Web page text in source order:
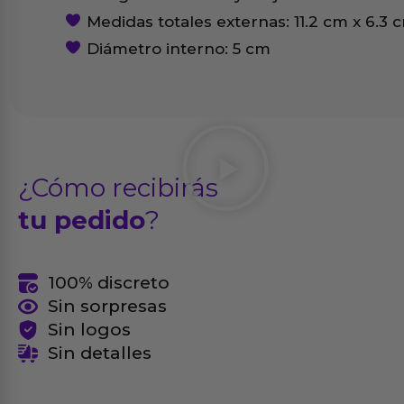
Medidas totales externas: 11.2 cm x 6.3
Diámetro interno: 5 cm
¿Cómo recibirás
tu pedido?
100% discreto
Sin sorpresas
Sin logos
Sin detalles